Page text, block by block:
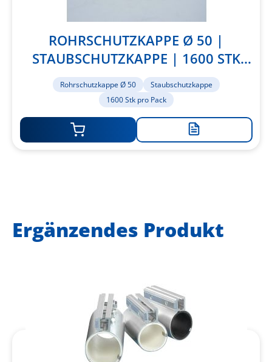
ROHRSCHUTZKAPPE Ø 50 |
STAUBSCHUTZKAPPE | 1600 STK
PRO PACK
Rohrschutzkappe Ø 50
Staubschutzkappe
1600 Stk pro Pack
Zur
Ergänzendes Produkt